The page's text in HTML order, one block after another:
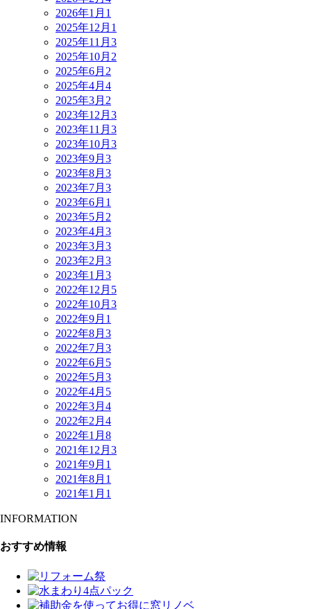
2026年1月 1
2025年12月 1
2025年11月 3
2025年10月 2
2025年6月 2
2025年4月 4
2025年3月 2
2023年12月 3
2023年11月 3
2023年10月 3
2023年9月 3
2023年8月 3
2023年7月 3
2023年6月 1
2023年5月 2
2023年4月 3
2023年3月 3
2023年2月 3
2023年1月 3
2022年12月 5
2022年10月 3
2022年9月 1
2022年8月 3
2022年7月 3
2022年6月 5
2022年5月 3
2022年4月 5
2022年3月 4
2022年2月 4
2022年1月 8
2021年12月 3
2021年9月 1
2021年8月 1
2021年1月 1
INFORMATION
おすすめ情報